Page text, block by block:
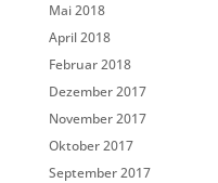
Mai 2018
April 2018
Februar 2018
Dezember 2017
November 2017
Oktober 2017
September 2017